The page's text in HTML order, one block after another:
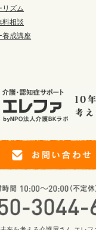
リズム
料相談
養成講座